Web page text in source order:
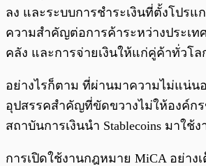
ลง และระบบการชำระเงินที่ตั้งโปร
ความสำคัญต่อการค้าระหว่างประเท
คลัง และการจ่ายเงินให้แก่คู่ค้าทั่วโล
อย่างไรก็ตาม ที่ผ่านมาความไม่แน่น
อุปสรรคสำคัญที่ขัดขวางไม่ให้องค์ก
สถาบันการเงินนำ Stablecoins มาใช้
การเปิดใช้งานกฎหมาย MiCA อย่าง